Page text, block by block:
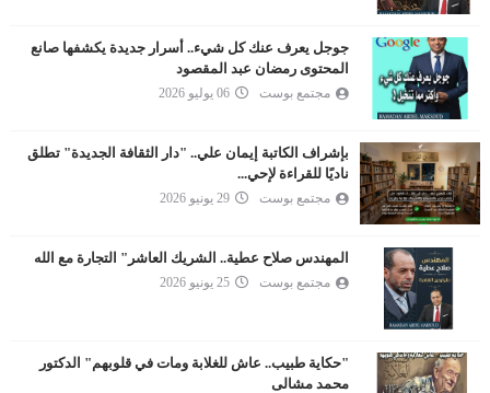
جوجل يعرف عنك كل شيء.. أسرار جديدة يكشفها صانع
المحتوى رمضان عبد المقصود
مجتمع بوست 06 يوليو 2026
بإشراف الكاتبة إيمان علي.. "دار الثقافة الجديدة" تطلق
ناديًا للقراءة لإحي...
مجتمع بوست 29 يونيو 2026
المهندس صلاح عطية.. الشريك العاشر" التجارة مع الله
مجتمع بوست 25 يونيو 2026
"حكاية طبيب.. عاش للغلابة ومات في قلوبهم" الدكتور
محمد مشالى